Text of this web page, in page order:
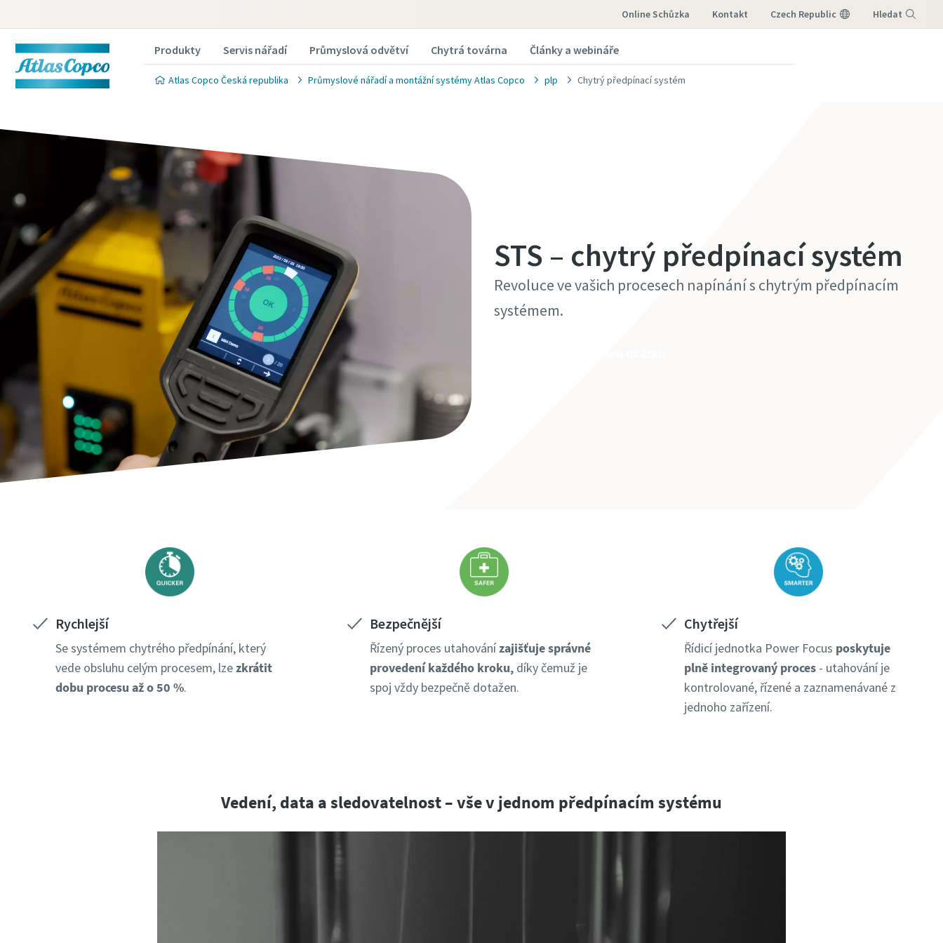
Online Schůzka Kontakt Czech Republic Hledat
Produkty Servis nářadí Průmyslová odvětví Chytrá továrna Články a webináře
Atlas Copco Česká republika Průmyslové nářadí a montážní systémy Atlas Copco plp Chytrý předpínací systém
STS – chytrý předpínací systém
Revoluce ve vašich procesech napínání s chytrým předpínacím
systémem.
Rychlejší
Se systémem chytrého předpínání, který
vede obsluhu celým procesem, lzezkrátit
dobu procesu až o 50 %.
Bezpečnější
Řízený proces utahovánízajišťuje správné
provedení každého kroku, díky čemuž je
spoj vždy bezpečně dotažen.
Chytřejší
Řídicí jednotka Power Focus poskytuje
plně integrovaný proces - utahování je
kontrolované, řízené a zaznamenávané z
jednoho zařízení.
Vedení, data a sledovatelnost – vše v jednom předpínacím systému